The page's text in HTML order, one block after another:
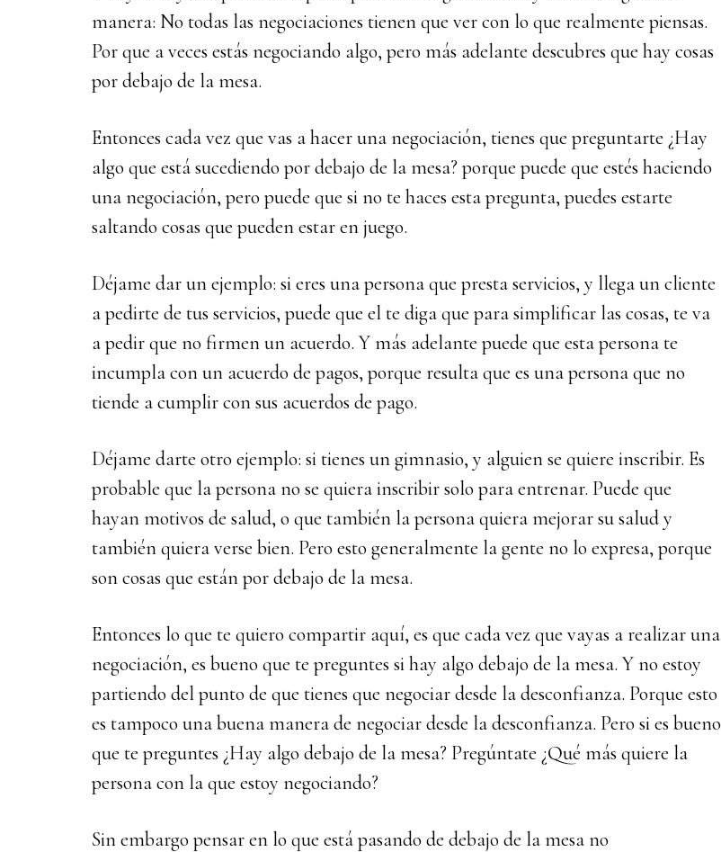
manera: No todas las negociaciones tienen que ver con lo que realmente piensas.
Por que a veces estás negociando algo, pero más adelante descubres que hay cosas
por debajo de la mesa.
Entonces cada vez que vas a hacer una negociación, tienes que preguntarte ¿Hay
algo que está sucediendo por debajo de la mesa? porque puede que estés haciendo
una negociación, pero puede que si no te haces esta pregunta, puedes estarte
saltando cosas que pueden estar en juego.
Déjame dar un ejemplo: si eres una persona que presta servicios, y llega un cliente
a pedirte de tus servicios, puede que el te diga que para simplificar las cosas, te va
a pedir que no firmen un acuerdo. Y más adelante puede que esta persona te
incumpla con un acuerdo de pagos, porque resulta que es una persona que no
tiende a cumplir con sus acuerdos de pago.
Déjame darte otro ejemplo: si tienes un gimnasio, y alguien se quiere inscribir. Es
probable que la persona no se quiera inscribir solo para entrenar. Puede que
hayan motivos de salud, o que también la persona quiera mejorar su salud y
también quiera verse bien. Pero esto generalmente la gente no lo expresa, porque
son cosas que están por debajo de la mesa.
Entonces lo que te quiero compartir aquí, es que cada vez que vayas a realizar una
negociación, es bueno que te preguntes si hay algo debajo de la mesa. Y no estoy
partiendo del punto de que tienes que negociar desde la desconfianza. Porque esto
es tampoco una buena manera de negociar desde la desconfianza. Pero si es bueno
que te preguntes ¿Hay algo debajo de la mesa? Pregúntate ¿Qué más quiere la
persona con la que estoy negociando?
Sin embargo pensar en lo que está pasando de debajo de la mesa no